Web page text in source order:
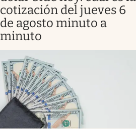
cotización del jueves 6
de agosto minuto a
minuto